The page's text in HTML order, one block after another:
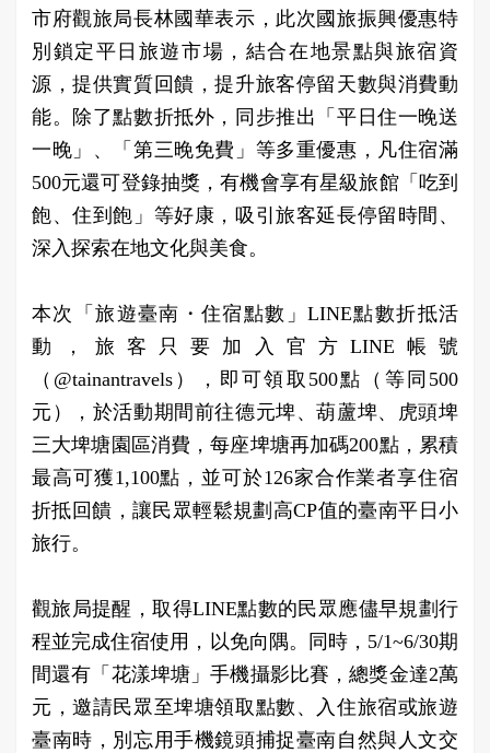
市府觀旅局長林國華表示，此次國旅振興優惠特
別鎖定平日旅遊市場，結合在地景點與旅宿資
源，提供實質回饋，提升旅客停留天數與消費動
能。除了點數折抵外，同步推出「平日住一晚送
一晚」、「第三晚免費」等多重優惠，凡住宿滿
500元還可登錄抽獎，有機會享有星級旅館「吃到
飽、住到飽」等好康，吸引旅客延長停留時間、
深入探索在地文化與美食。
本次「旅遊臺南・住宿點數」LINE點數折抵活
動，旅客只要加入官方LINE帳號
（@tainantravels），即可領取500點（等同500
元），於活動期間前往德元埤、葫蘆埤、虎頭埤
三大埤塘園區消費，每座埤塘再加碼200點，累積
最高可獲1,100點，並可於126家合作業者享住宿
折抵回饋，讓民眾輕鬆規劃高CP值的臺南平日小
旅行。
觀旅局提醒，取得LINE點數的民眾應儘早規劃行
程並完成住宿使用，以免向隅。同時，5/1~6/30期
間還有「花漾埤塘」手機攝影比賽，總獎金達2萬
元，邀請民眾至埤塘領取點數、入住旅宿或旅遊
臺南時，別忘用手機鏡頭捕捉臺南自然與人文交